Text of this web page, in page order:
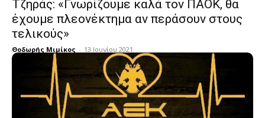
Τζηράς: «Γνωρίζουμε καλά τον ΠΑΟΚ, θα
έχουμε πλεονέκτημα αν περάσουν στους
τελικούς»
Θοδωρής Μιμίκος - 13 Ιουνίου 2021